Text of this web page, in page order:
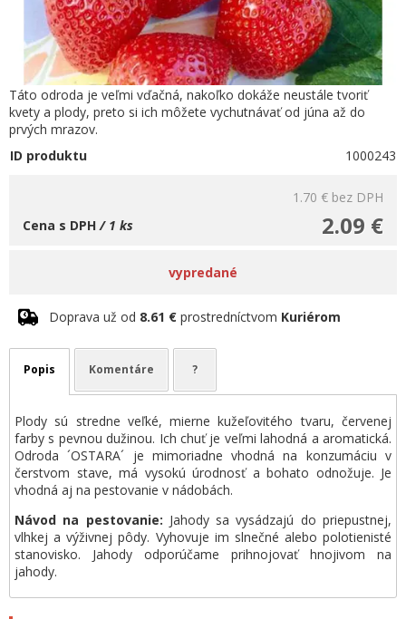
Táto odroda je veľmi vďačná, nakoľko dokáže neustále tvoriť
kvety a plody, preto si ich môžete vychutnávať od júna až do
prvých mrazov.
ID produktu
1000243
1.70 € bez DPH
2.09 €
Cena s DPH/ 1 ks
vypredané
Doprava už od 8.61 € prostredníctvom Kuriérom
Popis Komentáre ?
Plody sú stredne veľké, mierne kužeľovitého tvaru, červenej
farby s pevnou dužinou. Ich chuť je veľmi lahodná a aromatická.
Odroda ´OSTARA´ je mimoriadne vhodná na konzumáciu v
čerstvom stave, má vysokú úrodnosť a bohato odnožuje. Je
vhodná aj na pestovanie v nádobách.
Návod na pestovanie: Jahody sa vysádzajú do priepustnej,
vlhkej a výživnej pôdy. Vyhovuje im slnečné alebo polotienisté
stanovisko. Jahody odporúčame prihnojovať hnojivom na
jahody.